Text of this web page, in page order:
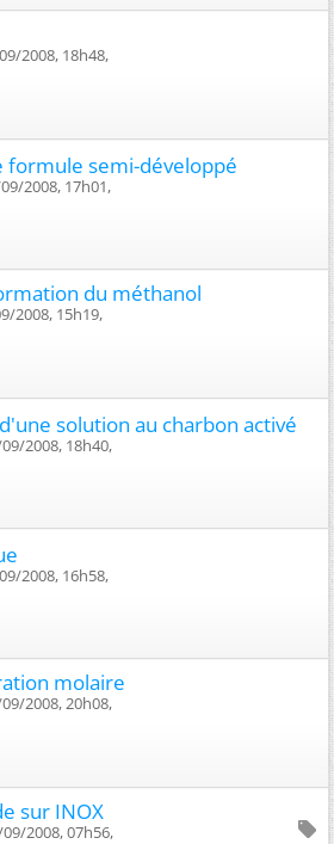
2008, 18h48,
formule semi-développé
2008, 17h01,
du méthanol
2008, 15h19,
solution au charbon activé
2008, 18h40,
2008, 16h58,
molaire
2008, 20h08,
sur INOX
2008, 07h56,